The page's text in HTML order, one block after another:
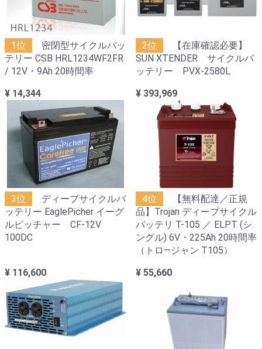
1位
密閉型サイクルバッ
テリー CSB HRL1234WF2FR
/ 12V・9Ah 20時間率
¥ 14,344
2位
【在庫確認必要】
SUN XTENDER サイクルバ
ッテリー PVX-2580L
¥ 393,969
3位
ディープサイクルバ
ッテリー EaglePicher イーグ
ルピッチャー CF-12V
100DC
¥ 116,600
4位
【無料配達／正規
品】Trojan ディープサイクル
バッテリ T-105 ／ ELPT (シ
ングル) 6V・225Ah 20時間率
（トロ―ジャン T105）
¥ 55,660